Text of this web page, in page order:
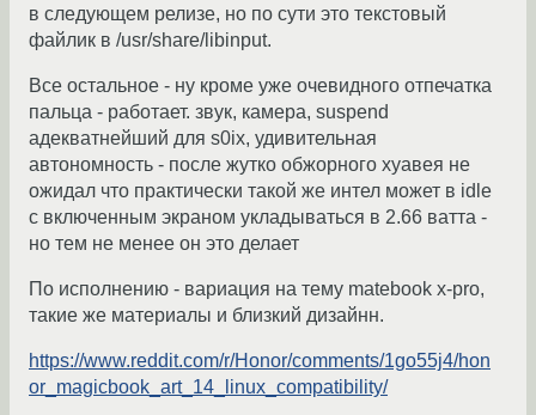
в следующем релизе, но по сути это текстовый
файлик в /usr/share/libinput.
Все остальное - ну кроме уже очевидного отпечатка
пальца - работает. звук, камера, suspend
адекватнейший для s0ix, удивительная
автономность - после жутко обжорного хуавея не
ожидал что практически такой же интел может в idle
с включенным экраном укладываться в 2.66 ватта -
но тем не менее он это делает
По исполнению - вариация на тему matebook x-pro,
такие же материалы и близкий дизайнн.
https://www.reddit.com/r/Honor/comments/1go55j4/hon
or_magicbook_art_14_linux_compatibility/